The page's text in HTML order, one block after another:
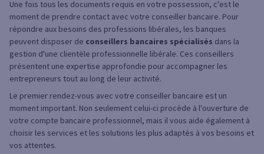
Une fois tous les documents requis en votre possession, c'est le
moment de prendre contact avec votre conseiller bancaire. Pour
répondre aux besoins des professions libérales, les banques
peuvent disposer de conseillers bancaires spécialisés dans la
gestion d'une clientèle professionnelle libérale. Ces conseillers
présentent une expertise approfondie pour accompagner les
entrepreneurs tout au long de leur activité.
Le premier rendez-vous avec votre conseiller bancaire est un
moment important. Non seulement celui-ci procède à l'ouverture de
votre compte bancaire professionnel, mais il vous aide également à
choisir les services et les solutions les plus adaptés à vos besoins et
vos attentes.